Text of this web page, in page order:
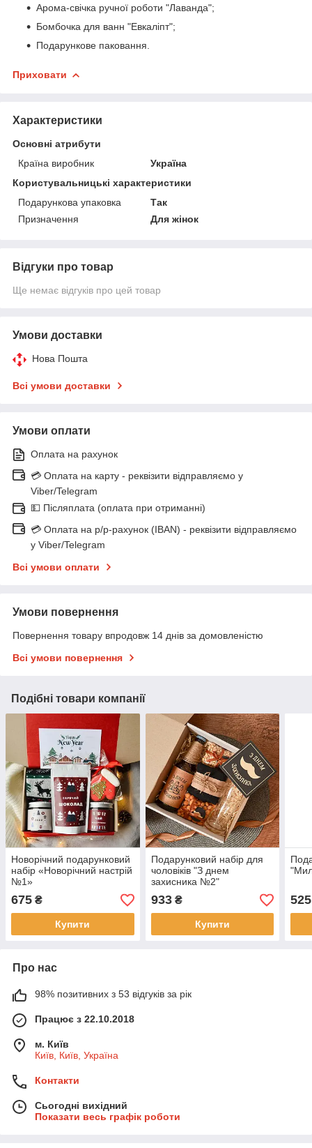
Арома-свічка ручної роботи "Лаванда";
Бомбочка для ванн "Евкаліпт";
Подарункове паковання.
Приховати
Характеристики
Основні атрибути
Країна виробник
Україна
Користувальницькі характеристики
Подарункова упаковка
Так
Призначення
Для жінок
Відгуки про товар
Ще немає відгуків про цей товар
Умови доставки
Нова Пошта
Всі умови доставки
Умови оплати
Оплата на рахунок
💳 Оплата на карту - реквізити відправляємо у
Viber/Telegram
💵 Післяплата (оплата при отриманні)
💳 Оплата на р/р-рахунок (IBAN) - реквізити відправляємо
у Viber/Telegram
Всі умови оплати
Умови повернення
Повернення товару впродовж 14 днів за домовленістю
Всі умови повернення
Подібні товари компанії
Новорічний подарунковий
набір «Новорічний настрій
№1»
675 ₴
Купити
Подарунковий набір для
чоловіків "З днем
захисника №2"
933₴
Купити
525
Про нас
98% позитивних з 53 відгуків за рік
Працює з 22.10.2018
м. Київ
Київ, Київ, Україна
Контакти
Сьогодні вихідний
Показати весь графік роботи